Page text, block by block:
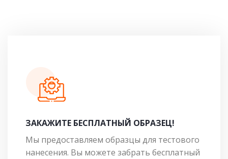
ЗАКАЖИТЕ БЕСПЛАТНЫЙ ОБРАЗЕЦ!
Мы предоставляем образцы для тестового
нанесения. Вы можете забрать бесплатный